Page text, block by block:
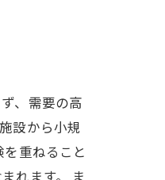
、需要の高
設から小規
重ねること
れます。 ま